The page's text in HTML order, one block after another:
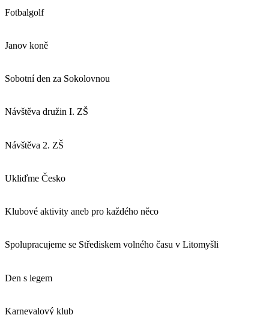
Fotbalgolf
Janov koně
Sobotní den za Sokolovnou
Návštěva družin I. ZŠ
Návštěva 2. ZŠ
Ukliďme Česko
Klubové aktivity aneb pro každého něco
Spolupracujeme se Střediskem volného času v Litomyšli
Den s legem
Karnevalový klub